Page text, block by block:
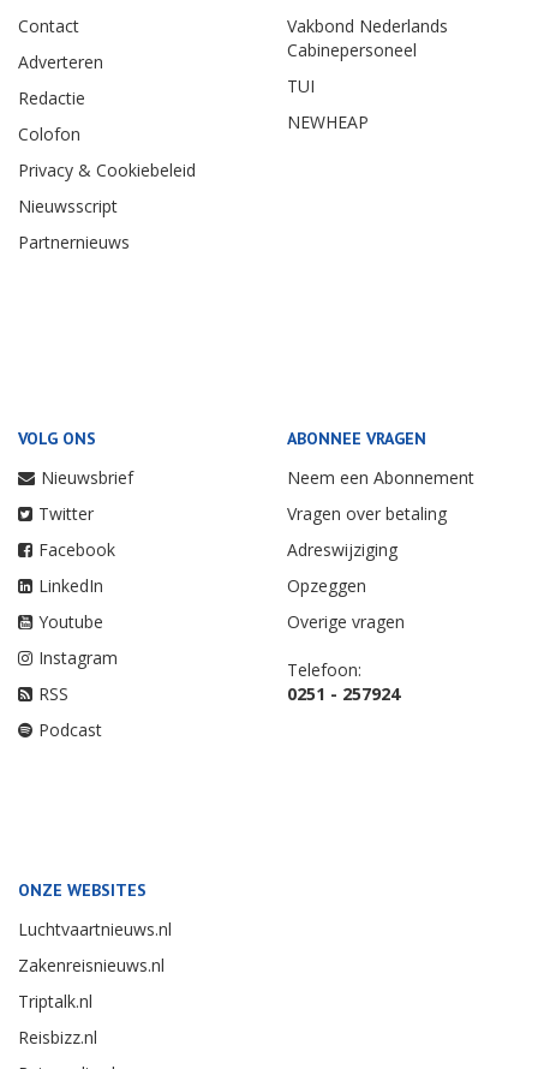
Contact
Adverteren
Redactie
Colofon
Privacy & Cookiebeleid
Nieuwsscript
Partnernieuws
Vakbond Nederlands
Cabinepersoneel
TUI
NEWHEAP
VOLG ONS
Nieuwsbrief
Twitter
Facebook
LinkedIn
Youtube
Instagram
RSS
Podcast
ABONNEE VRAGEN
Neem een Abonnement
Vragen over betaling
Adreswijziging
Opzeggen
Overige vragen
Telefoon:
0251 - 257924
ONZE WEBSITES
Luchtvaartnieuws.nl
Zakenreisnieuws.nl
Triptalk.nl
Reisbizz.nl